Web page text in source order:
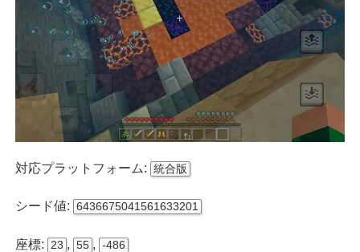
対応プラットフォーム: 統合版
シード値: 6436675041561633201
座標: 23 , 55 , -486